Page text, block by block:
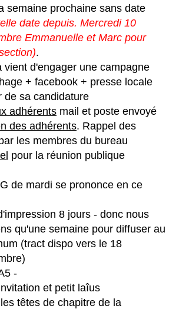
semaine prochaine sans date
date depuis. Mercredi 10
Emmanuelle et Marc pour
.
vient d'engager une campagne
+ facebook + presse locale
de sa candidature
adhérents mail et poste envoyé
des adhérents. Rappel des
les membres du bureau
pour la réunion publique
de mardi se prononce en ce
8 jours - donc nous
qu'une semaine pour diffuser au
(tract dispo vers le 18
-
et petit laîus
têtes de chapitre de la